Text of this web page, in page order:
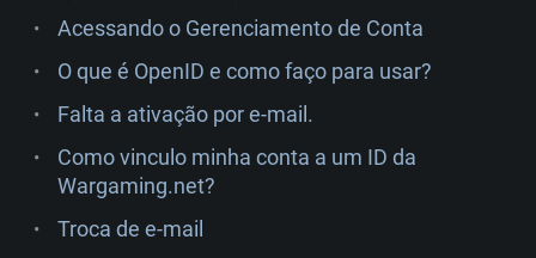
Acessando o Gerenciamento de Conta
O que é OpenID e como faço para usar?
Falta a ativação por e-mail.
Como vinculo minha conta a um ID da
Wargaming.net?
Troca de e-mail